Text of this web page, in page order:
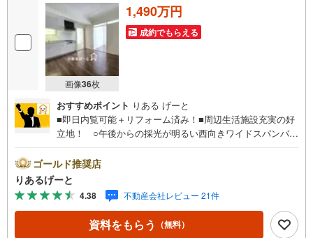
画像36枚
1,490万円
成約でもらえる
おすすめポイント りある げーと
■即日内覧可能＋リフォーム済み！■周辺生活施設充実の好
立地！ ○午後からの採光が明るい西向きワイドスパンバル
ーパーが近隣にあり、便利ですね!!■物件検討中のお客さ
ま！ちょっと見学してみたいだけなどでも内覧可能です！
売主さまの都合等で見学ができない場合がございます。お
気軽に「りあるげーと」までお問合わせ下さい！■「りある
げーと」が選ばれるポイント！■年中休まず営業中！いつで
も対応致します！・営業時間:9:00～21:00上記の時間帯
ゴールド推奨店
りあるげーと
4.38 不動産会社レビュー 21件
資料をもらう （無料）